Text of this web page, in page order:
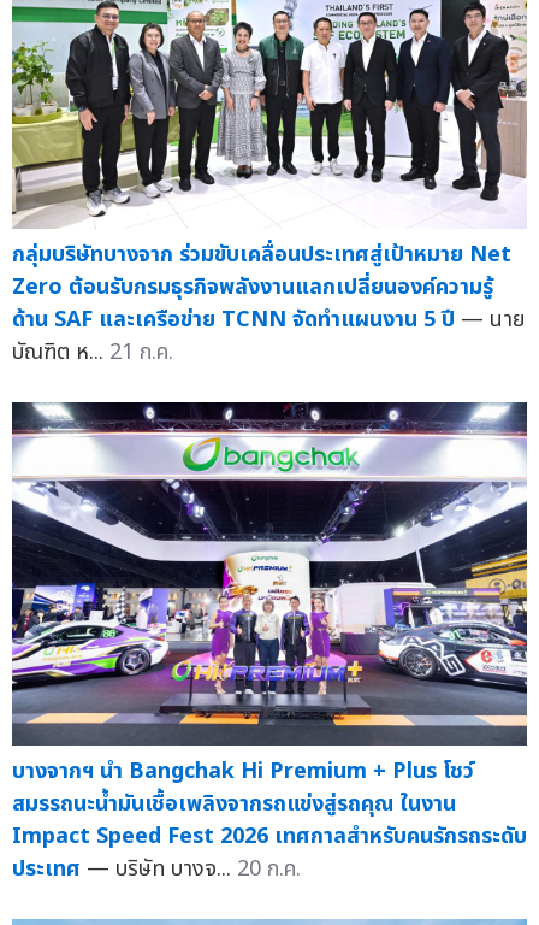
กลุ่มบริษัทบางจาก ร่วมขับเคลื่อนประเทศสู่เป้าหมาย Net
Zero ต้อนรับกรมธุรกิจพลังงานแลกเปลี่ยนองค์ความรู้
ด้าน SAF และเครือข่าย TCNN จัดทำแผนงาน 5 ปี — นาย
บัณฑิต ห... 21 ก.ค.
บางจากฯ นำ Bangchak Hi Premium + Plus โชว์
สมรรถนะน้ำมันเชื้อเพลิงจากรถแข่งสู่รถคุณ ในงาน
Impact Speed Fest 2026 เทศกาลสำหรับคนรักรถระดับ
ประเทศ — บริษัท บางจ... 20 ก.ค.